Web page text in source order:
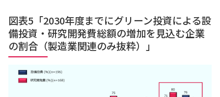
図表5「2030年度までにグリーン投資による設
備投資・研究開発費総額の増加を見込む企業
の割合（製造業関連のみ抜粋）」